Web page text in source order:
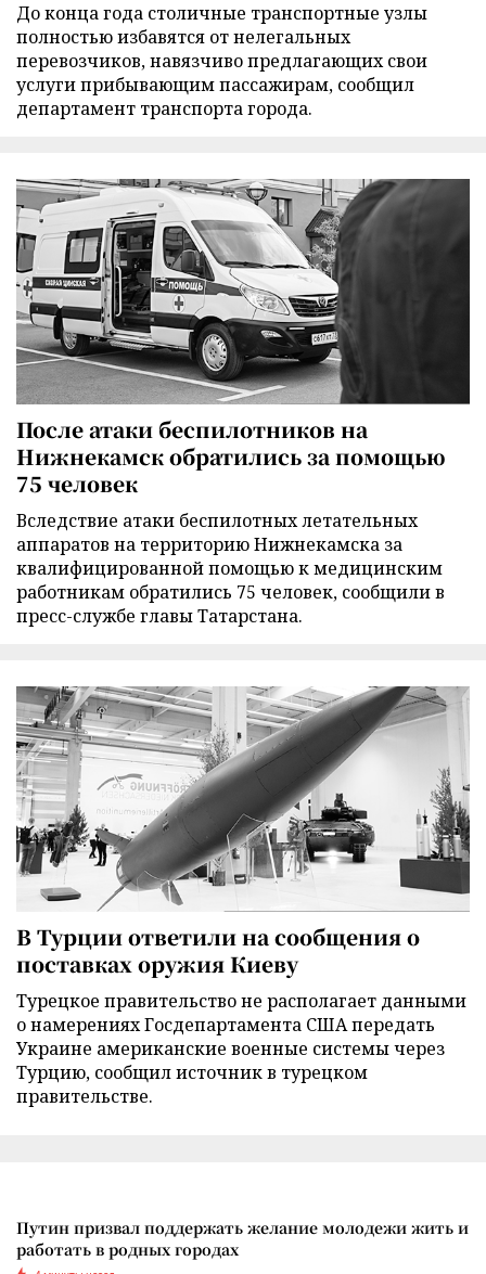
До конца года столичные транспортные узлы
полностью избавятся от нелегальных
перевозчиков, навязчиво предлагающих свои
услуги прибывающим пассажирам, сообщил
департамент транспорта города.
После атаки беспилотников на
Нижнекамск обратились за помощью
75 человек
Вследствие атаки беспилотных летательных
аппаратов на территорию Нижнекамска за
квалифицированной помощью к медицинским
работникам обратились 75 человек, сообщили в
пресс-службе главы Татарстана.
В Турции ответили на сообщения о
поставках оружия Киеву
Турецкое правительство не располагает данными
о намерениях Госдепартамента США передать
Украине американские военные системы через
Турцию, сообщил источник в турецком
правительстве.
Путин призвал поддержать желание молодежи жить и
работать в родных городах